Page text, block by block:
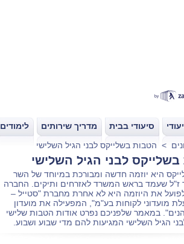
סיעודי בבית מדריך שירותים לימודים
> הטבות בשלייקס לבני הגיל השלישי
לבני הגיל השלישי
היא יוזמה חדשה ומבורכת במיוחד של השר
ז"ל שעמד בראש המשרד לאזרחים ותיקים. החברה
את היוזמה היא לא אחרת מחברת "סטייל –
מועדוני לקוחות בע"מ", המפעילה את מועדון
במאמר שלפניכם נפרט אודות הטבות שלישי
הגיל השלישי המגיעות להם מדי שבוע ושבוע.